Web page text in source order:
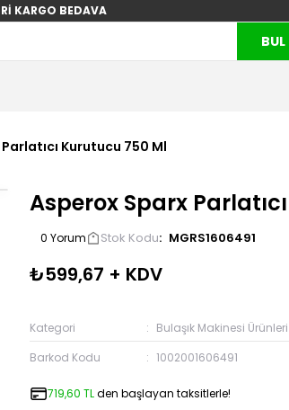
KARGO BEDAVA
BUL
Kurutucu 750 Ml
Asperox Sparx
0 Yorum Stok Kodu MGRS1606491
₺599,67 + KDV
Kategori
Bulaşık Makinesi Ürünleri
Barkod Kodu
1002001606491
719,60 TLden başlayan taksitlerle!